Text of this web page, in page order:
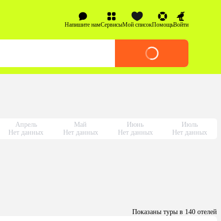
Напишите намСервисыМой списокПомощьВойти
Апрель
Нет данных
Май
Нет данных
Июнь
Нет данных
Июль
Нет данных
Показаны туры в 140 отелей